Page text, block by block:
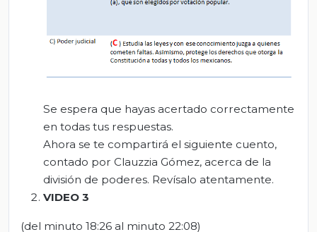
Se espera que hayas acertado correctamente
en todas tus respuestas.
Ahora se te compartirá el siguiente cuento,
contado por Clauzzia Gómez, acerca de la
división de poderes. Revísalo atentamente.
VIDEO 3
(del minuto 18:26 al minuto 22:08)